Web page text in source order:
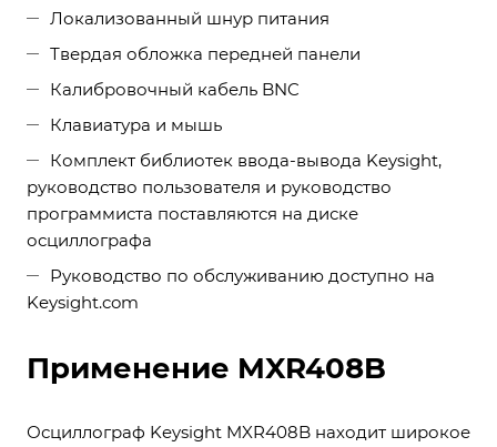
Локализованный шнур питания
Твердая обложка передней панели
Калибровочный кабель BNC
Клавиатура и мышь
Комплект библиотек ввода-вывода Keysight,
руководство пользователя и руководство
программиста поставляются на диске
осциллографа
Руководство по обслуживанию доступно на
Keysight.com
Применение MXR408B
Осциллограф Keysight MXR408B находит широкое